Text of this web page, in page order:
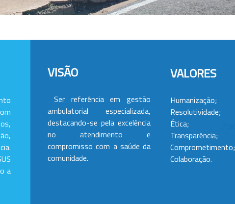
a
VISÃO
Ser referência em gestão
ambulatorial especializada,
destacando-se pela excelência
no atendimento e
compromisso com a saúde da
comunidade.
VALORES
Humanização;
Resolutividade;
Ética;
Transparência;
Comprometimento;
Colaboração.